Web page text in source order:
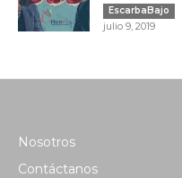
EscarbaBajo
julio 9, 2019
Nosotros
Contáctanos